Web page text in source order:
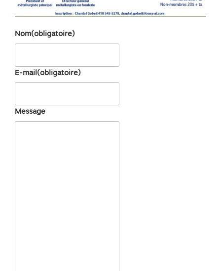
Nom(obligatoire)
E-mail(obligatoire)
Message